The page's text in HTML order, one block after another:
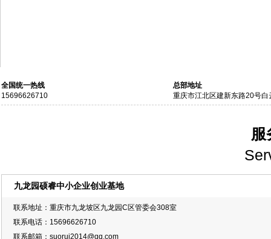
全国统一热线
15696626710
总部地址
重庆市江北区建新东路20号白
服
九龙园硕睿中小企业创业基地
联系地址：重庆市九龙坡区九龙园C区管委会308室
联系电话：15696626710
联系邮箱：suorui2014@qq.com